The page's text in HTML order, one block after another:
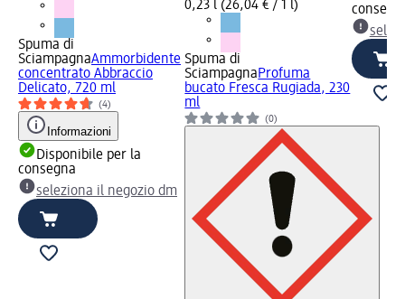
Spuma di
SciampagnaAmmorbidente
concentrato Abbraccio
Delicato, 720 ml
(4)
Informazioni
Disponibile per la
consegna
seleziona il negozio dm
0,23 l (26,04 € / 1 l)
Spuma di
SciampagnaProfuma
bucato Fresca Rugiada, 230
ml
(0)